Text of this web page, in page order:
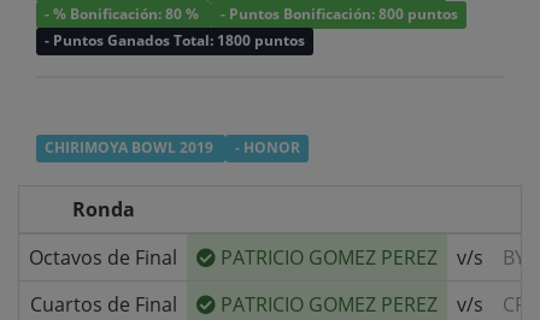
- % Bonificación: 80 %
- Puntos Bonificación: 800 puntos
- Puntos Ganados Total: 1800 puntos
CHIRIMOYA BOWL 2019 - HONOR
Ronda
Octavos de Final
PATRICIO GOMEZ PEREZ v/s
BYE
Cuartos de Final
PATRICIO GOMEZ PEREZ v/s